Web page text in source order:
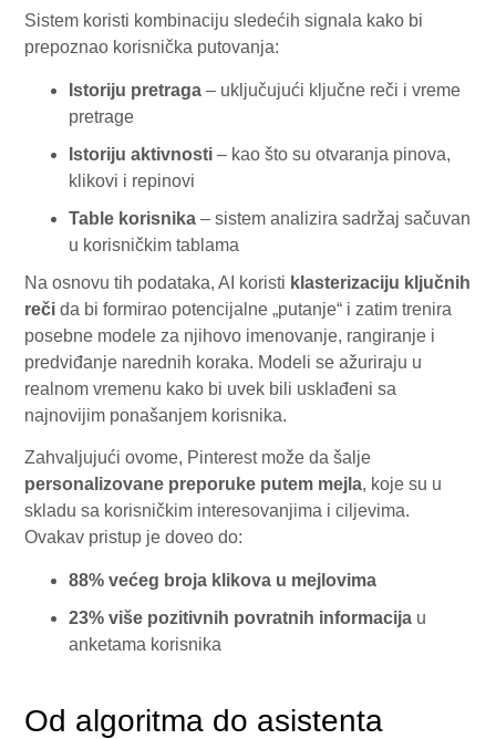
Sistem koristi kombinaciju sledećih signala kako bi
prepoznao korisnička putovanja:
Istoriju pretraga – uključujući ključne reči i vreme
pretrage
Istoriju aktivnosti – kao što su otvaranja pinova,
klikovi i repinovi
Table korisnika – sistem analizira sadržaj sačuvan
u korisničkim tablama
Na osnovu tih podataka, AI koristi klasterizaciju ključnih
reči da bi formirao potencijalne „putanje“ i zatim trenira
posebne modele za njihovo imenovanje, rangiranje i
predviđanje narednih koraka. Modeli se ažuriraju u
realnom vremenu kako bi uvek bili usklađeni sa
najnovijim ponašanjem korisnika.
Zahvaljujući ovome, Pinterest može da šalje
personalizovane preporuke putem mejla, koje su u
skladu sa korisničkim interesovanjima i ciljevima.
Ovakav pristup je doveo do:
88% većeg broja klikova u mejlovima
23% više pozitivnih povratnih informacija u
anketama korisnika
Od algoritma do asistenta